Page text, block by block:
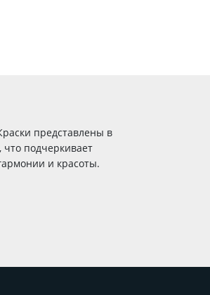
представлены в
подчеркивает
и красоты.